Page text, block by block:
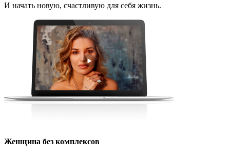
И начать новую, счастливую для себя жизнь.
Женщина без комплексов